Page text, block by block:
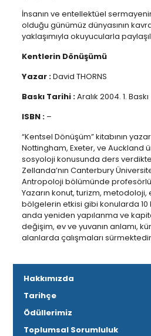
İnsanın ve entellektüel
olduğu günümüz dünyasının
yaklaşımıyla okuyucularla
Kentlerin Dönüşümü
Yazar :David THORNS
Baskı Tarihi :Aralık 2004. 1. Baskı
ISBN :–
“Kentsel Dönüşüm” kitabının
Nottingham, Exeter, ve Auckland
sosyoloji konusunda ders
Zellanda’nın Canterbury
Antropoloji bölümünde
Yazarın konut, turizm,
bölgelerin etkisi gibi konularda 10
anda yeniden yapılanma ve
değişim, ev ve yuvanın anlamı,
alanlarda çalışmaları
Hakkımızda
Tarihçe
Ödüllerimiz
Toplumsal Sorumluluk